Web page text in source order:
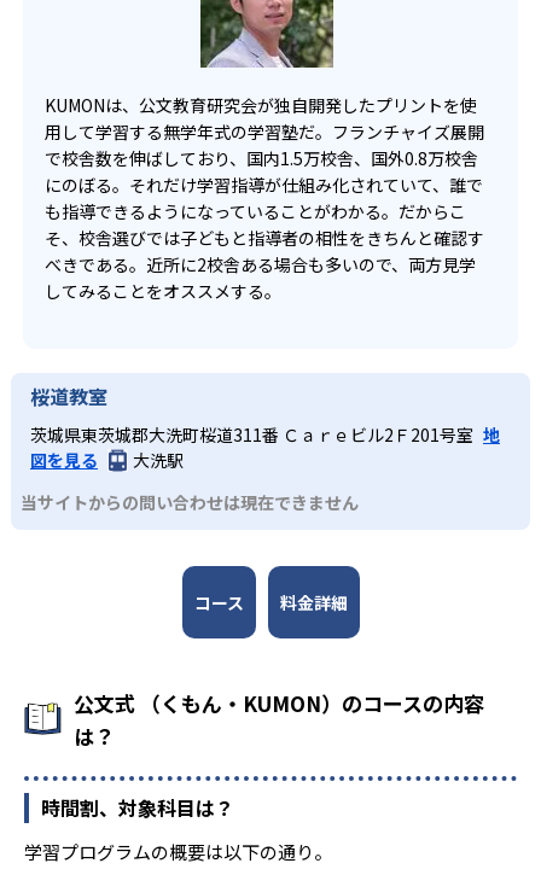
KUMONは、公文教育研究会が独自開発したプリントを使
用して学習する無学年式の学習塾だ。フランチャイズ展開
で校舎数を伸ばしており、国内1.5万校舎、国外0.8万校舎
にのぼる。それだけ学習指導が仕組み化されていて、誰で
も指導できるようになっていることがわかる。だからこ
そ、校舎選びでは子どもと指導者の相性をきちんと確認す
べきである。近所に2校舎ある場合も多いので、両方見学
してみることをオススメする。
桜道教室
茨城県東茨城郡大洗町桜道311番 Ｃａｒｅビル2Ｆ201号室 地
図を見る
大洗駅
当サイトからの問い合わせは現在できません
コース 料金詳細
公文式 （くもん・KUMON）のコースの内容
は？
時間割、対象科目は？
学習プログラムの概要は以下の通り。